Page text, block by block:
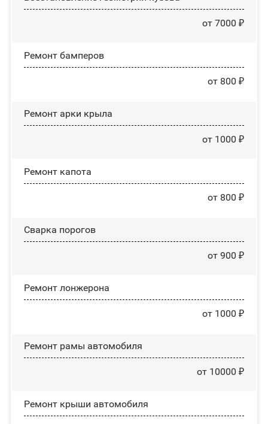
от 7000 ₽
Ремонт бамперов
от 800 ₽
Ремонт арки крыла
от 1000 ₽
Ремонт капота
от 800 ₽
Сварка порогов
от 900 ₽
Ремонт лонжерона
от 1000 ₽
Ремонт рамы автомобиля
от 10000 ₽
Ремонт крыши автомобиля